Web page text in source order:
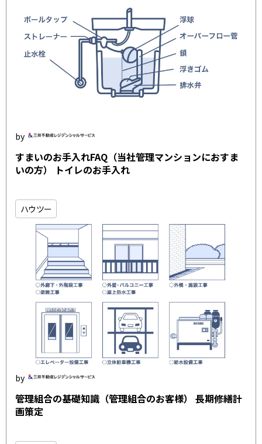
すまいのお手入れFAQ（当社管理マンションにおすま
いの方） トイレのお手入れ
ハウツー
管理組合の基礎知識（管理組合のお客様） 長期修繕計
画策定